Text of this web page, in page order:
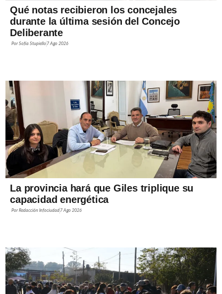
Qué notas recibieron los concejales
durante la última sesión del Concejo
Deliberante
PorSofía Stupiello 7 Ago 2026
La provincia hará que Giles triplique su
capacidad energética
PorRedacción Infociudad 7 Ago 2026